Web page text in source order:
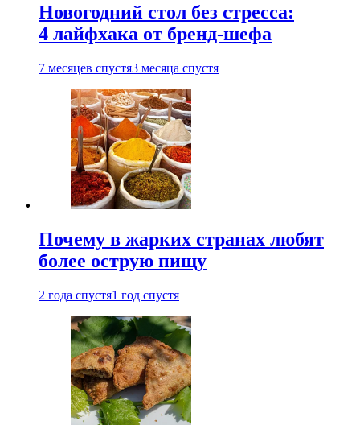
Новогодний стол без стресса:
4 лайфхака от бренд-шефа
7 месяцев спустя3 месяца спустя
Почему в жарких странах любят
более острую пищу
2 года спустя1 год спустя